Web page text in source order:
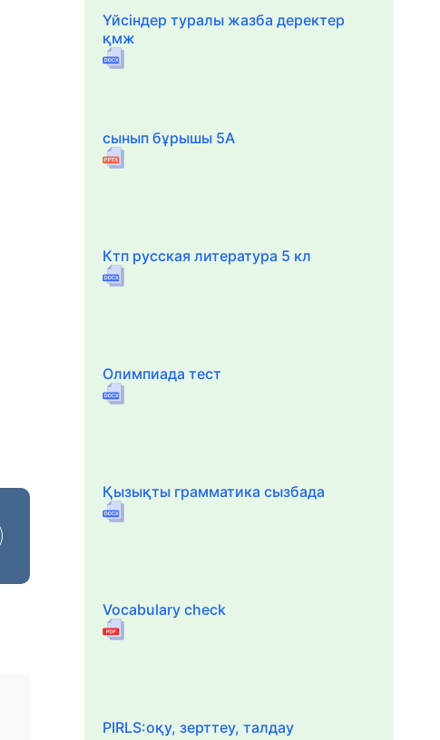
Үйсіндер туралы жазба деректер
қмж
сынып бұрышы 5А
Ктп русская литература 5 кл
Олимпиада тест
Қызықты грамматика сызбада
Vocabulary check
PIRLS:оқу, зерттеу, талдау